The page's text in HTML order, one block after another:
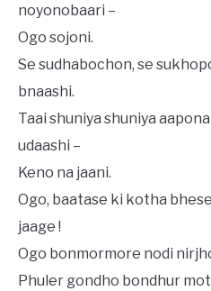
noyonobaari –
Ogo sojoni.
Se sudhabochon, se
bnaashi.
Taai shuniya shuniya
udaashi –
Keno na jaani.
Ogo, baatase ki kotha
jaage !
Ogo bonmormore nodi
Phuler gondho bondhur